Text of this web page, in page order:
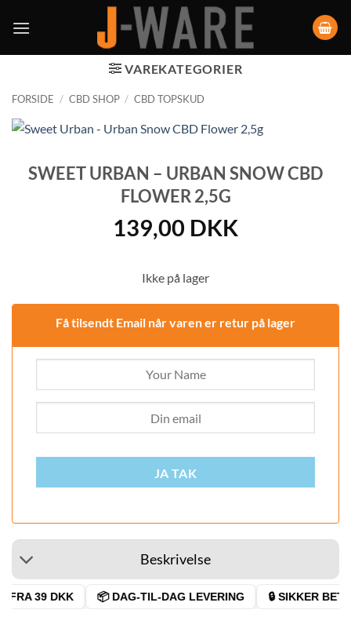
VAREKATEGORIER
FORSIDE / CBD SHOP / CBD TOPSKUD
SWEET URBAN – URBAN SNOW CBD
FLOWER 2,5G
139,00 DKK
Ikke på lager
Få tilsendt Email når varen er retur på lager
JA TAK
Beskrivelse
39 DKK 📦 DAG-TIL-DAG LEVERING 🔒 SIKKER